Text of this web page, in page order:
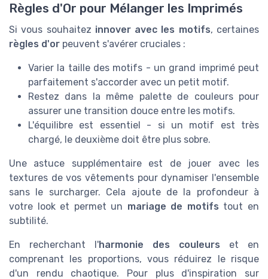
Règles d'Or pour Mélanger les Imprimés
Si vous souhaitez innover avec les motifs, certaines
règles d'or peuvent s'avérer cruciales :
Varier la taille des motifs - un grand imprimé peut
parfaitement s'accorder avec un petit motif.
Restez dans la même palette de couleurs pour
assurer une transition douce entre les motifs.
L'équilibre est essentiel - si un motif est très
chargé, le deuxième doit être plus sobre.
Une astuce supplémentaire est de jouer avec les
textures de vos vêtements pour dynamiser l'ensemble
sans le surcharger. Cela ajoute de la profondeur à
votre look et permet un mariage de motifs tout en
subtilité.
En recherchant l'harmonie des couleurs et en
comprenant les proportions, vous réduirez le risque
d'un rendu chaotique. Pour plus d'inspiration sur